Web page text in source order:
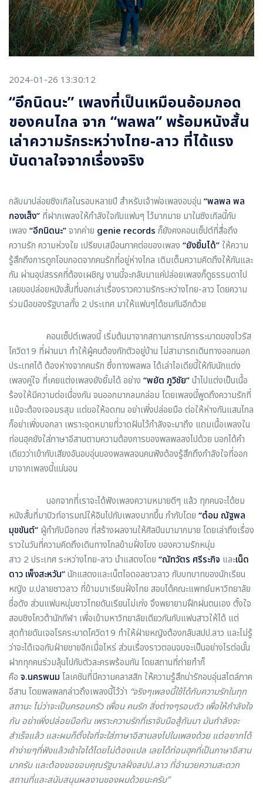
2024-01-26 13:30:12
“อีกนิดนะ” เพลงที่เป็นเหมือนอ้อมกอด
ของคนไกล จาก “พลพล” พร้อมหนังสั้น
เล่าความรักระหว่างไทย-ลาว ที่ได้แรง
บันดาลใจจากเรื่องจริง
กลับมาปล่อยซิงเกิลในรอบหลายปี สำหรับเจ้าพ่อเพลงอบอุ่น “พลพล พล
กองเส็ง” ที่ฝากเพลงให้กำลังใจกับแฟนๆ ไว้มากมาย มาในซิงเกิลนี้กับ
เพลง “อีกนิดนะ”จากค่าย genie records ก็ยังคงคอนเซ็ปต์ที่สื่อถึง
ความรัก ความห่วงใย เปรียบเสมือนภาคต่อของเพลง “ยังยิ้มได้”ให้ความ
รู้สึกถึงการถูกโอบกอดจากคนรักที่อยู่ห่างไกล เติมเต็มความคิดถึงให้กันและ
กัน ผ่านอุปสรรคที่ต้องเผชิญ งานนี้จะกลับมาแค่ปล่อยเพลงก็ดูธรรมดาไป
เลยขอปล่อยหนังสั้นที่บอกเล่าเรื่องราวความรักระหว่างไทย-ลาว โดยความ
ร่วมมือของรัฐบาลทั้ง 2 ประเทศ มาให้แฟนๆได้ชมกันอีกด้วย
คอนเซ็ปต์เพลงนี้ เริ่มต้นมาจากสถานการณ์การระบาดของไวรัส
โควิด19 ที่ผ่านมา ทำให้ผู้คนต้องกักตัวอยู่บ้าน ไม่สามารถเดินทางออกนอก
ประเทศได้ ต้องห่างจากคนรัก ซึ่งทางพลพล ได้เล่าไอเดียนี้ให้กับนักแต่ง
เพลงคู่ใจ ที่เคยแต่งเพลงยังยิ้มได้ อย่าง “พยัต ภูวิชัย”นำไปแต่งเป็นเนื้อ
ร้องให้มีความต่อเนื่องกัน จนออกมากลมกล่อม โดยเพลงนี้พูดถึงความรักที่
แม้จะต้องเจอมรสุม แต่ขอให้อดทน อย่าเพิ่งปล่อยมือ ต่อให้ห่างกันแสนไกล
ก็อย่าเพิ่งบอกลา เพราะจุดหมายที่วาดฝันไว้กำลังจะมาถึง แถมเนื้อเพลงใน
ท่อนฮุคยังใส่ภาษาอีสานตามความต้องการของพลพลลงไปด้วย บอกได้คำ
เดียวว่าเข้ากับเสียงอันอบอุ่นของพลพลจนคนฟังต้องรู้สึกถึงกำลังใจที่ออก
มาจากเพลงนี้แน่นอน
นอกจากที่เราจะได้ฟังเพลงความหมายดีๆ แล้ว ทุกคนจะได้ชม
หนังสั้นที่มาบิวท์อารมณ์ให้อินไปกับเพลงมากขึ้น กำกับโดย “ต๋อม ณัฐพล
มุขขันต์” ผู้กำกับมือทอง ที่สร้างผลงานให้ศิลปินมามากมาย โดยเล่าถึงเรื่อง
ราวในวันที่ความคิดถึงเดินทางไกลข้ามฝั่งโขง ของความรักหนุ่ม
สาว 2 ประเทศ ระหว่างไทย-ลาว นำแสดงโดย “ณัทวัตร ศรีระกิจ และเน็ด
ดาว เพ็งสะหวัน”นักแสดงและเน็ตไอดอลชาวลาว กับบทบาทของนักเรียน
หญิง ม.ปลายชาวลาว ที่ข้ามมาเรียนฝั่งไทย สอบได้คณะแพทย์มหาวิทยาลัย
ชื่อดัง ส่วนแฟนหนุ่มชาวไทยดันเรียนไม่เก่ง จึงพยายามฝึกฝนตนเอง ตั้งใจ
สอบชิงโควต้านักกีฬา เพื่อเข้ามหาวิทยาลัยเดียวกันกับแฟนสาวให้ได้ แต่
สุดท้ายดันเจอโรคระบาดโควิด19 ทำให้ฝ่ายหญิงต้องกลับสปป.ลาว และไม่รู้
ว่าจะได้เจอกับฝ่ายชายอีกเมื่อไหร่ ส่วนเรื่องราวตอนจบจะเป็นอย่างไรต่อนั้น
ฝากทุกคนร่วมลุ้นไปกับตัวละครพร้อมกัน โดยสถานที่ถ่ายทำก็
คือ จ.นครพนม โลเคชันที่มีความคลาสสิก ให้ความรู้สึกน่ารักอบอุ่นสไตล์ภาค
อีสาน โดยพลพลกล่าวถึงเพลงนี้ไว้ว่า “จริงๆเพลงนี้ใช้ได้กับความรักในทุก
สถานะ ไม่ว่าจะเป็นครอบครัว เพื่อน คนรัก สิ่งต่างๆรอบตัว เพื่อให้กำลังใจ
กัน อย่าเพิ่งปล่อยมือกัน เพราะความรักที่เราจับมือสู้กันมา มันกำลังจะ
สำเร็จแล้ว และผมก็ตั้งใจที่จะใส่ภาษาอีสานลงไปในเพลงด้วย แต่อยากได้
คำง่ายๆที่ฟังแล้วเข้าใจได้โดยไม่ต้องแปล เลยได้ท่อนฮุคที่เป็นภาษาอีสาน
มาครับ และต้องขอขอบคุณรัฐบาลฝั่งสปป.ลาว ที่อำนวยความสะดวก
สถานที่และสนับสนุนผลงานของผมด้วยนะครับ”